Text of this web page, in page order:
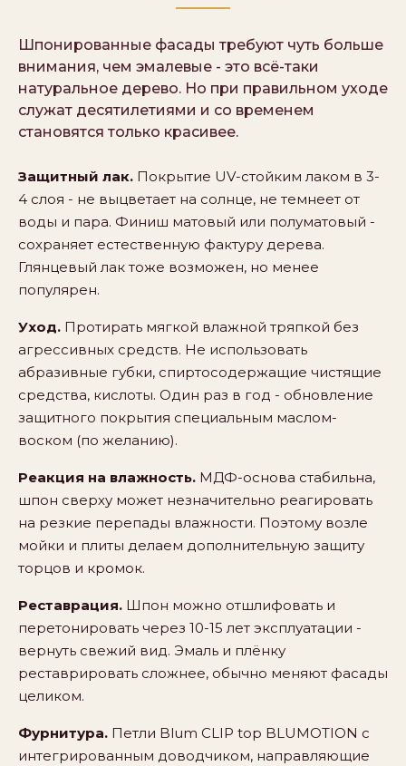
Шпонированные фасады требуют чуть больше
внимания, чем эмалевые - это всё-таки
натуральное дерево. Но при правильном уходе
служат десятилетиями и со временем
становятся только красивее.
Защитный лак. Покрытие UV-стойким лаком в 3-
4 слоя - не выцветает на солнце, не темнеет от
воды и пара. Финиш матовый или полуматовый -
сохраняет естественную фактуру дерева.
Глянцевый лак тоже возможен, но менее
популярен.
Уход. Протирать мягкой влажной тряпкой без
агрессивных средств. Не использовать
абразивные губки, спиртосодержащие чистящие
средства, кислоты. Один раз в год - обновление
защитного покрытия специальным маслом-
воском (по желанию).
Реакция на влажность. МДФ-основа стабильна,
шпон сверху может незначительно реагировать
на резкие перепады влажности. Поэтому возле
мойки и плиты делаем дополнительную защиту
торцов и кромок.
Реставрация. Шпон можно отшлифовать и
перетонировать через 10-15 лет эксплуатации -
вернуть свежий вид. Эмаль и плёнку
реставрировать сложнее, обычно меняют фасады
целиком.
Фурнитура. Петли Blum CLIP top BLUMOTION с
интегрированным доводчиком, направляющие